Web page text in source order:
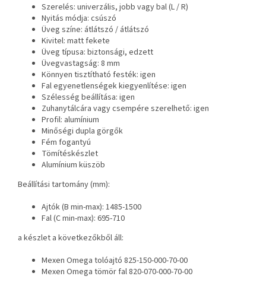
Szerelés: univerzális, jobb vagy bal (L / R)
Nyitás módja: csúszó
Üveg színe: átlátszó / átlátszó
Kivitel: matt fekete
Üveg típusa: biztonsági, edzett
Üvegvastagság: 8 mm
Könnyen tisztítható festék: igen
Fal egyenetlenségek kiegyenlítése: igen
Szélesség beállítása: igen
Zuhanytálcára vagy csempére szerelhető: igen
Profil: alumínium
Minőségi dupla görgők
Fém fogantyú
Tömítéskészlet
Alumínium küszöb
Beállítási tartomány (mm):
Ajtók (B min-max): 1485-1500
Fal (C min-max): 695-710
a készlet a következőkből áll:
Mexen Omega tolóajtó 825-150-000-70-00
Mexen Omega tömör fal 820-070-000-70-00